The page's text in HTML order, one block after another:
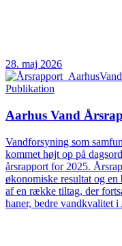
28. maj 2026
Publikation
Aarhus Vand
Vandforsyning som
kommet højt op på
årsrapport for 2025.
økonomiske resultat og
af en række tiltag, der
haner, bedre vandkvalitet